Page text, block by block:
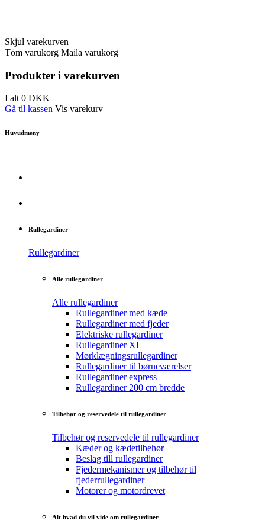
Skjul varekurven
Töm varukorg Maila varukorg
Produkter i varekurven
I alt0 DKK
Gå til kassen Vis varekurv
Huvudmeny
Rullegardiner
Rullegardiner
Alle rullegardiner
Alle rullegardiner
Rullegardiner med kæde
Rullegardiner med fjeder
Elektriske rullegardiner
Rullegardiner XL
Mørklægningsrullegardiner
Rullegardiner til børneværelser
Rullegardiner express
Rullegardiner 200 cm bredde
Tilbehør og reservedele til rullegardiner
Tilbehør og reservedele til rullegardiner
Kæder og kædetilbehør
Beslag till rullegardiner
Fjedermekanismer og tilbehør til
fjederrullegardiner
Motorer og motordrevet
Alt hvad du vil vide om rullegardiner